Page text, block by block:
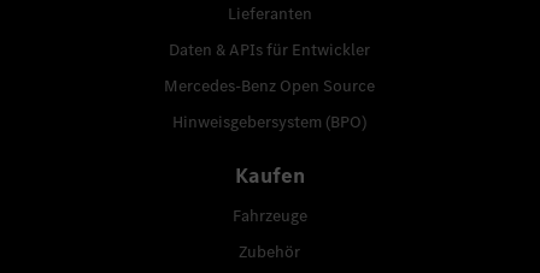
Lieferanten
Daten & APIs für Entwickler
Mercedes-Benz Open Source
Hinweisgebersystem (BPO)
Kaufen
Fahrzeuge
Zubehör